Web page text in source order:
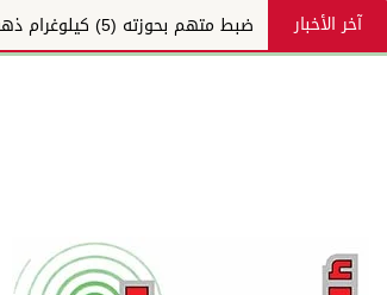
آخر الأخبار ضبط متهم بحوزته (5) كيلوغرام ذهب بولاية سودانية